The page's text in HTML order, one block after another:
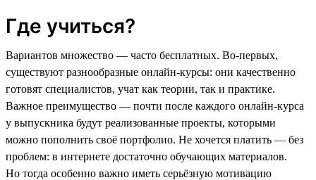
Где учиться?
Вариантов множество — часто бесплатных. Во-первых,
существуют разнообразные онлайн-курсы: они качественно
готовят специалистов, учат как теории, так и практике.
Важное преимущество — почти после каждого онлайн-курса
у выпускника будут реализованные проекты, которыми
можно пополнить своё портфолио. Не хочется платить — без
проблем: в интернете достаточно обучающих материалов.
Но тогда особенно важно иметь серьёзную мотивацию